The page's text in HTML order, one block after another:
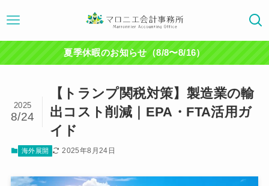
夏季休暇のお知らせ（8/8〜8/16）
【トランプ関税対策】製造業の輸
出コスト削減｜EPA・FTA活用ガ
イド
2025
8/24
海外展開 2025年8月24日